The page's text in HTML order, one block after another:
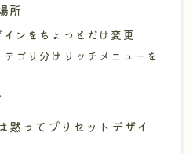
所
ンをちょっとだけ変更
ゴリ分けリッチメニューを
黙ってプリセットデザイ